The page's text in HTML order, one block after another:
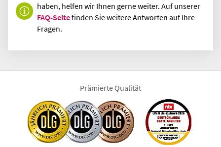
haben, helfen wir Ihnen gerne weiter. Auf unserer
FAQ-Seitefinden Sie weitere Antworten auf Ihre
Fragen.
Prämierte Qualität